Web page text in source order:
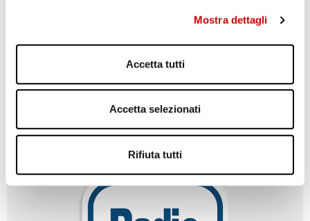
Mostra dettagli
Accetta tutti
Accetta selezionati
Rifiuta tutti
nell’andare a riprendere l’auto lasciata nel parcheggio si è
della sua disattenzione, hanno preso dall’abitacolo del veicolo il
suo marsupio contenente denaro contante, ...